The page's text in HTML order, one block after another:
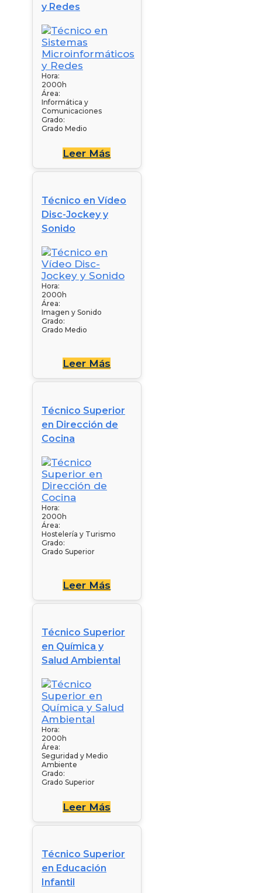
y Redes
Hora:
2000h
Área:
Informática y
Comunicaciones
Grado:
Grado Medio
Leer Más
Técnico en Vídeo
Disc-Jockey y
Sonido
Hora:
2000h
Área:
Imagen y Sonido
Grado:
Grado Medio
Leer Más
Técnico Superior
en Dirección de
Cocina
Hora:
2000h
Área:
Hostelería y Turismo
Grado:
Grado Superior
Leer Más
Técnico Superior
en Química y
Salud Ambiental
Hora:
2000h
Área:
Seguridad y Medio
Ambiente
Grado:
Grado Superior
Leer Más
Técnico Superior
en Educación
Infantil